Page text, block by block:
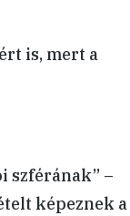
is, mert a
szférának” –
képeznek a